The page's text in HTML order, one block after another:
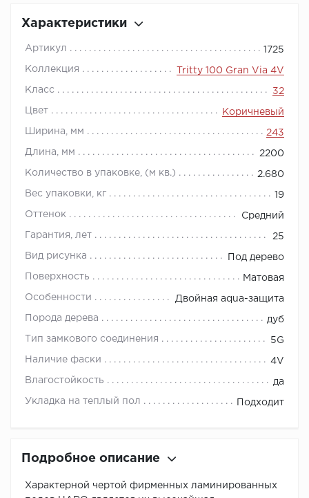
Характеристики
Артикул 1725
Коллекция Tritty 100 Gran Via 4V
Класс 32
Цвет Коричневый
Ширина, мм 243
Длина, мм 2200
Количество в упаковке, (м кв.) 2.680
Вес упаковки, кг 19
Оттенок Средний
Гарантия, лет 25
Вид рисунка Под дерево
Поверхность Матовая
Особенности Двойная aqua-защита
Порода дерева дуб
Тип замкового соединения 5G
Наличие фаски 4V
Влагостойкость да
Укладка на теплый пол Подходит
Подробное описание
Характерной чертой фирменных ламинированных